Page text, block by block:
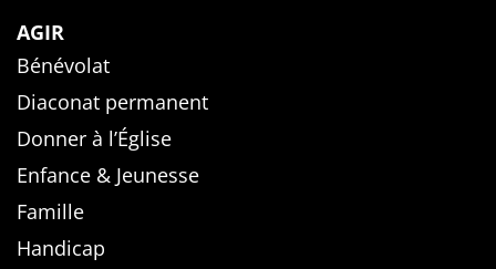
AGIR
Bénévolat
Diaconat permanent
Donner à l’Église
Enfance & Jeunesse
Famille
Handicap